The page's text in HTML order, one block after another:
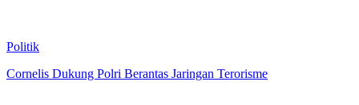
Politik
Cornelis Dukung Polri Berantas Jaringan Terorisme